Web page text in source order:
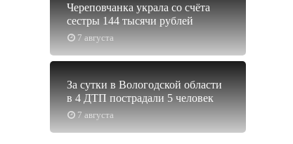
7 августа
Череповчанка украла со счёта
сестры 144 тысячи рублей
7 августа
За сутки в Вологодской области
в 4 ДТП пострадали 5 человек